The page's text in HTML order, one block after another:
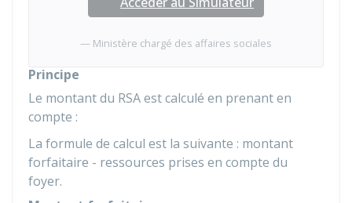
Ministère chargé des affaires sociales
Principe
Le montant du RSA est calculé en prenant en
compte :
La formule de calcul est la suivante : montant
forfaitaire - ressources prises en compte du
foyer.